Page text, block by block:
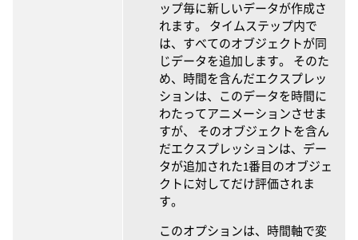
ップ毎に新しいデータが作成さ
れます。 タイムステップ内で
は、すべてのオブジェクトが同
じデータを追加します。 そのた
め、時間を含んだエクスプレッ
ションは、このデータを時間に
わたってアニメーションさせま
すが、 そのオブジェクトを含ん
だエクスプレッションは、デー
タが追加された1番目のオブジェ
クトに対してだけ評価されま
す。
このオプションは、時間軸で変